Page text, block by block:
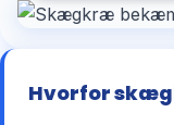
Hvorfor